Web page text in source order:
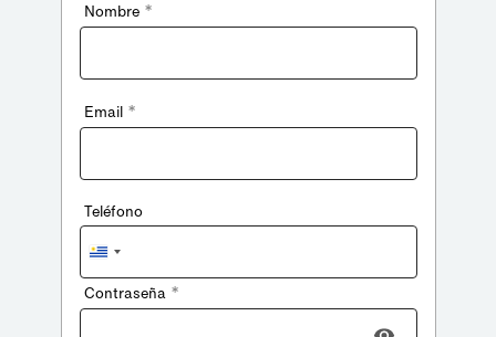
Nombre *
Email *
Teléfono
Uruguay
+598
Contraseña *